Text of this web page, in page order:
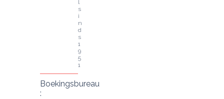
l
s
i
n
d
s
1
9
5
1
Boekingsbureau
: